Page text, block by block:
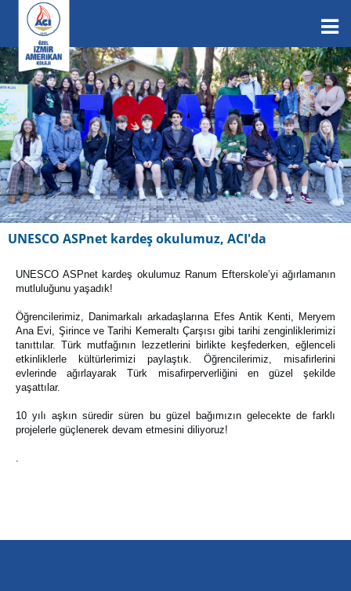
UNESCO ASPnet kardeş okulumuz, ACI'da
UNESCO ASPnet kardeş okulumuz Ranum Efterskole’yi ağırlamanın
mutluluğunu yaşadık!
Öğrencilerimiz, Danimarkalı arkadaşlarına Efes Antik Kenti, Meryem
Ana Evi, Şirince ve Tarihi Kemeraltı Çarşısı gibi tarihi zenginliklerimizi
tanıttılar. Türk mutfağının lezzetlerini birlikte keşfederken, eğlenceli
etkinliklerle kültürlerimizi paylaştık. Öğrencilerimiz, misafirlerini
evlerinde ağırlayarak Türk misafirperverliğini en güzel şekilde
yaşattılar.
10 yılı aşkın süredir süren bu güzel bağımızın gelecekte de farklı
projelerle güçlenerek devam etmesini diliyoruz!
.